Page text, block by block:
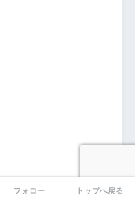
フォロー トップへ戻る